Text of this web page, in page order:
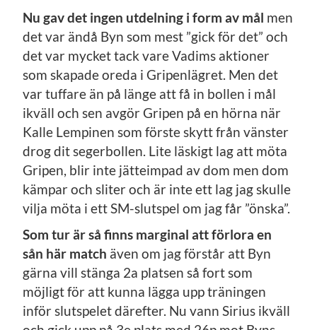
Nu gav det ingen utdelning i form av mål men
det var ändå Byn som mest ”gick för det” och
det var mycket tack vare Vadims aktioner
som skapade oreda i Gripenlägret. Men det
var tuffare än på länge att få in bollen i mål
ikväll och sen avgör Gripen på en hörna när
Kalle Lempinen som förste skytt från vänster
drog dit segerbollen. Lite läskigt lag att möta
Gripen, blir inte jätteimpad av dom men dom
kämpar och sliter och är inte ett lag jag skulle
vilja möta i ett SM-slutspel om jag får ”önska”.
Som tur är så finns marginal att förlora en
sån här match även om jag förstår att Byn
gärna vill stänga 2a platsen så fort som
möjligt för att kunna lägga upp träningen
inför slutspelet därefter. Nu vann Sirius ikväll